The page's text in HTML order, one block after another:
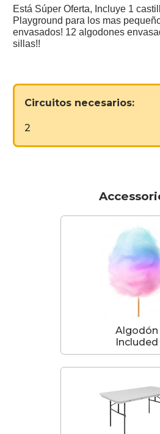
Está Súper Oferta, Incluye 1
Playground para los mas
envasados! 12 algodones
sillas!!
Circuitos necesarios:
2
Algodón
Included